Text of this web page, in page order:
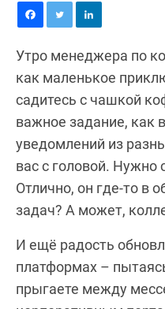
Утро менеджера по
как маленькое
садитесь с чашкой
важное задание, как
уведомлений из
вас с головой. Нужно
Отлично, он где-то в
задач? А может,
И ещё радость
платформах –
прыгаете между